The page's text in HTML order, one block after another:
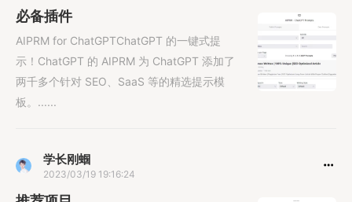
必备插件
AIPRM for ChatGPTChatGPT 的一键式提
示！ChatGPT 的 AIPRM 为 ChatGPT 添加了
两千多个针对 SEO、SaaS 等的精选提示模
板。......
学长刚蝈
2023/03/19 19:16:24